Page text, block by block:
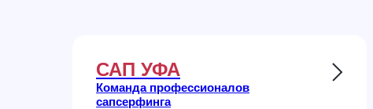
САП УФА
Команда профессионалов
сапсерфинга